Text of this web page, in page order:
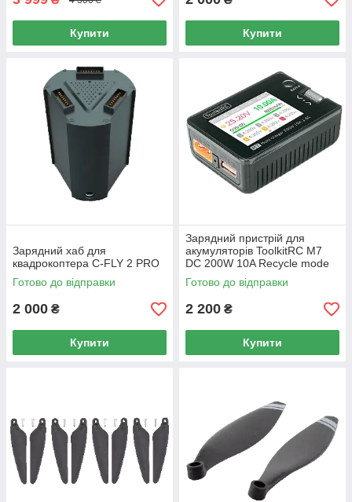
Купити Купити
Зарядний хаб для
квадрокоптера C-FLY 2 PRO
Готово до відправки
2 000 ₴
Купити
Зарядний пристрій для
акумуляторів ToolkitRC M7
DC 200W 10A Recycle mode
Готово до відправки
2 200 ₴
Купити